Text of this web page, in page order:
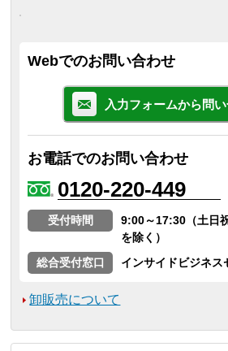
Webでのお問い合わせ
入力フォームから問
お電話でのお問い合わせ
0120-220-449
受付時間
9:00～17:30（土日
を除く）
総合受付窓口
インサイドビジネス
卸販売について